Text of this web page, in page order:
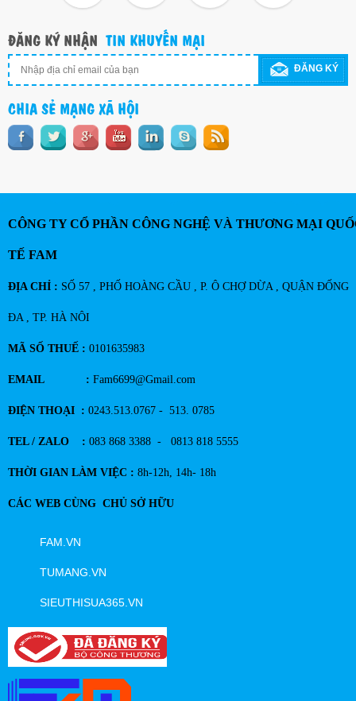
ĐĂNG KÝ NHẬN TIN KHUYẾN MẠI
ĐĂNG KÝ
CHIA SẺ MẠNG XÃ HỘI
CÔNG TY CỔ PHẦN CÔNG NGHỆ VÀ THƯƠNG MẠI
TẾ FAM
ĐỊA CHỈ : SỐ 57 , PHỐ HOÀNG CẦU , P. Ô CHỢ DỪA , QUẬN ĐỐNG
ĐA , TP. HÀ NÔI
MÃ SỐ THUẾ : 0101635983
EMAIL : Fam6699@Gmail.com
ĐIỆN THOẠI : 0243.513.0767 - 513. 0785
TEL / ZALO : 083 868 3388 - 0813 818 5555
THỜI GIAN LÀM VIỆC : 8h-12h, 14h- 18h
CÁC WEB CÙNG CHỦ SỞ HỮU
FAM.VN
TUMANG.VN
SIEUTHISUA365.VN